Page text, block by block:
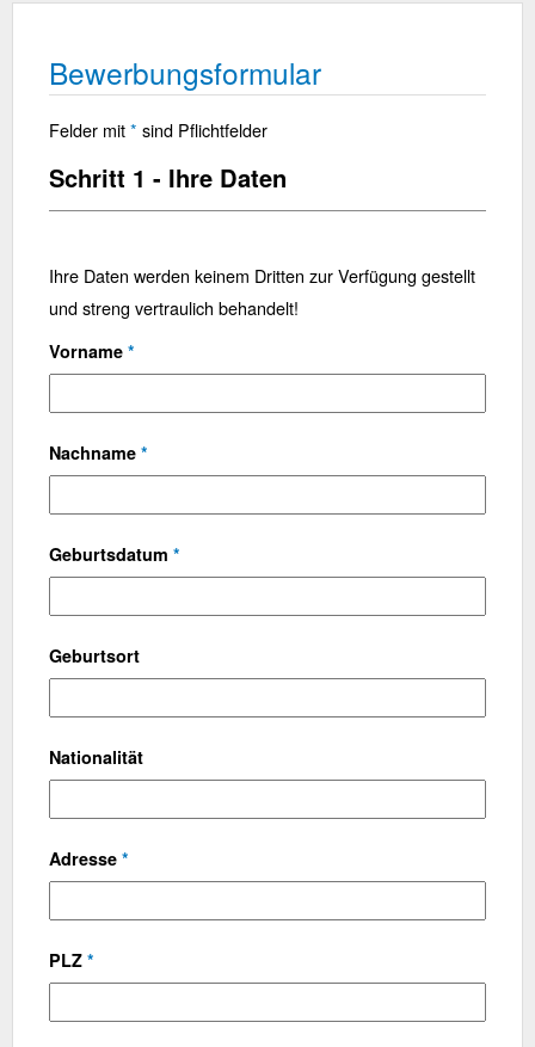
Bewerbungsformular
Felder mit* sind Pflichtfelder
Schritt 1 - Ihre Daten
Ihre Daten werden keinem Dritten zur Verfügung gestellt
und streng vertraulich behandelt!
Vorname *
Nachname *
Geburtsdatum *
Geburtsort
Nationalität
Adresse *
PLZ *